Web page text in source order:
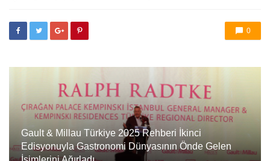
0
Gault & Millau Türkiye 2025 Rehberi İkinci
Edisyonuyla Gastronomi Dünyasının Önde Gelen